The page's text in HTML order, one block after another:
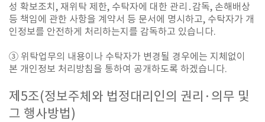
성 확보조치, 재위탁 제한, 수탁자에 대한 관리․감독, 손해배상
등 책임에 관한 사항을 계약서 등 문서에 명시하고, 수탁자가 개
인정보를 안전하게 처리하는지를 감독하고 있습니다.
③ 위탁업무의 내용이나 수탁자가 변경될 경우에는 지체없이
본 개인정보 처리방침을 통하여 공개하도록 하겠습니다.
제 5조(정보주체와 법정대리인의 권리 · 의무 및
그 행사방법)